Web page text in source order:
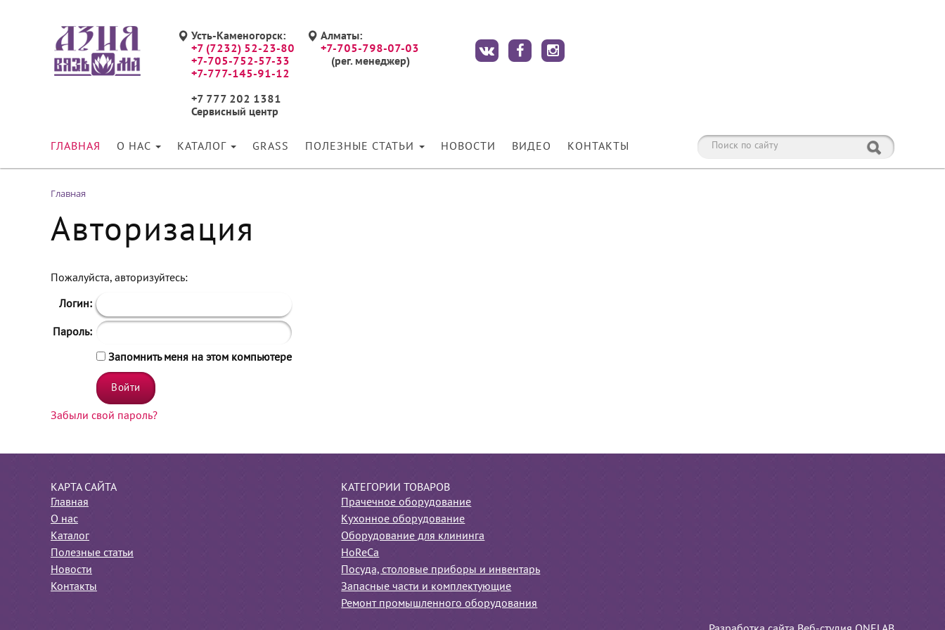
Усть-Каменогорск:
+7 (7232) 52-23-80
+7-705-752-57-33
+7-777-145-91-12
+7 777 202 1381
Сервисный центр
Алматы:
+7-705-798-07-03
(рег. менеджер)
ГЛАВНАЯ О НАС КАТАЛОГ GRASS ПОЛЕЗНЫЕ СТАТЬИ НОВОСТИ ВИДЕО КОНТАКТЫ
Главная
Авторизация
Пожалуйста, авторизуйтесь:
Логин:
Пароль:
Запомнить меня на этом компьютере
Забыли свой пароль?
КАРТА САЙТА
Главная
О нас
Каталог
Полезные статьи
Новости
Контакты
КАТЕГОРИИ ТОВАРОВ
Прачечное оборудование
Кухонное оборудование
Оборудование для клининга
HoReCa
Посуда, столовые приборы и инвентарь
Запасные части и комплектующие
Ремонт промышленного оборудования